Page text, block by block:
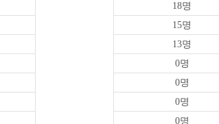
18명
15명
13명
0명
0명
0명
0명